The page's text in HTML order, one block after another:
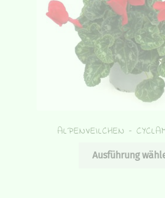
ALPENVEILCHEN –
Ausführung